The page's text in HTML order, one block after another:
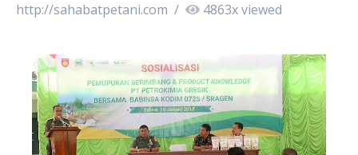
http://sahabatpetani.com / 4863x viewed